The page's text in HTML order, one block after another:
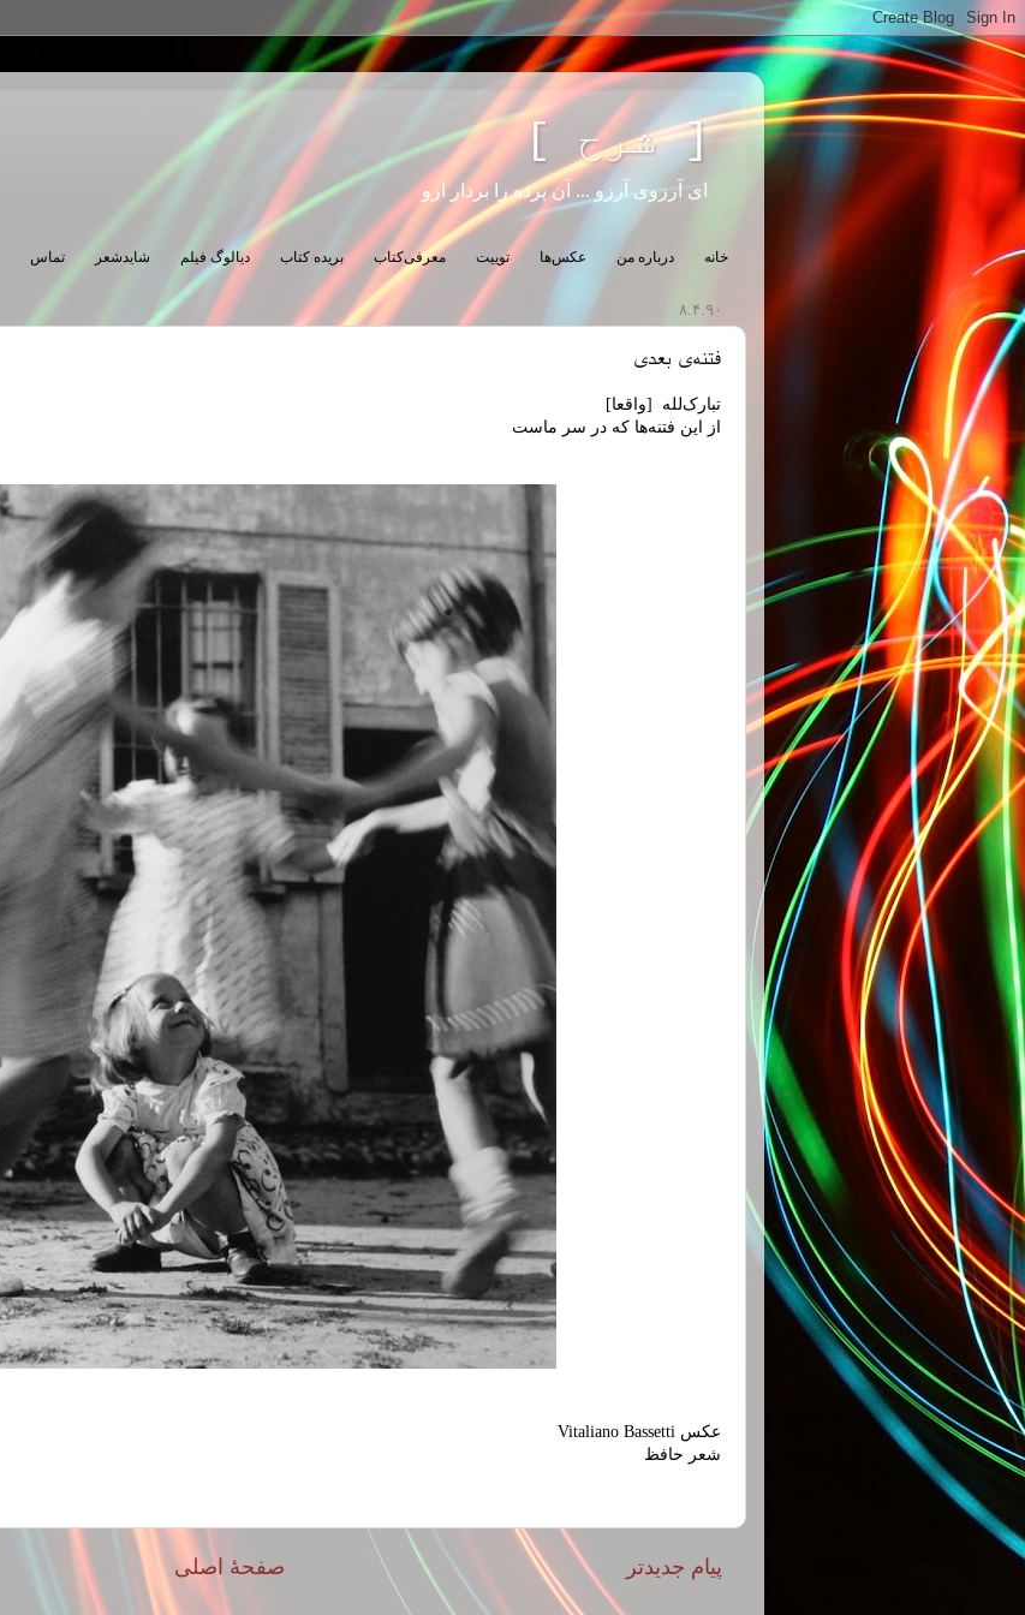
[ شرح ]
ای آرزوی آرزو ... آن پرده را بردار ازو
خانه درباره من عکس‌ها توییت معرفی‌کتاب بریده کتاب دیالوگ فیلم شایدشعر تماس
۸.۴.۹۰
فتنه‌ی بعدی
تبارک‌لله [واقعا]
از این فتنه‌ها که در سر ماست
عکس Vitaliano Bassetti
شعر حافظ
پیام جدیدتر صفحهٔ اصلی